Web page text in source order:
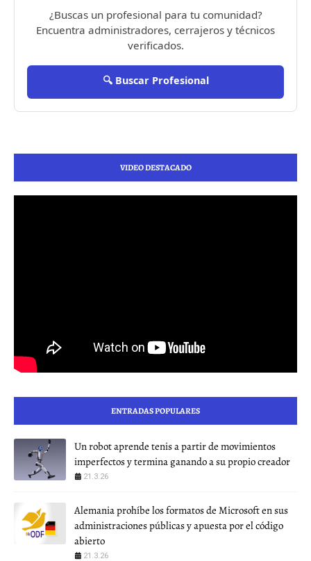
¿Buscas un profesional para tu comunidad?
Encuentra administradores, cerrajeros y técnicos
verificados.
🔍 Buscar Profesional
VIDEO DESTACADO
ENTRADAS POPULARES
Un robot aprende tenis a partir de movimientos
imperfectos y termina ganando a su propio creador
21.3.26
Alemania prohíbe los formatos de Microsoft en sus
administraciones públicas y apuesta por el código
abierto
21.3.26